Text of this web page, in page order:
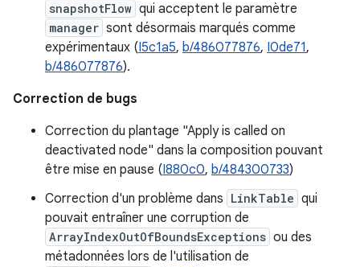
snapshotFlow qui acceptent le paramètre
manager sont désormais marqués comme
expérimentaux (I5c1a5, b/486077876, I0de71,
b/486077876).
Correction de bugs
Correction du plantage "Apply is called on
deactivated node" dans la composition pouvant
être mise en pause (I880c0, b/484300733)
Correction d'un problème dans LinkTable qui
pouvait entraîner une corruption de
ArrayIndexOutOfBoundsExceptions ou des
métadonnées lors de l'utilisation de